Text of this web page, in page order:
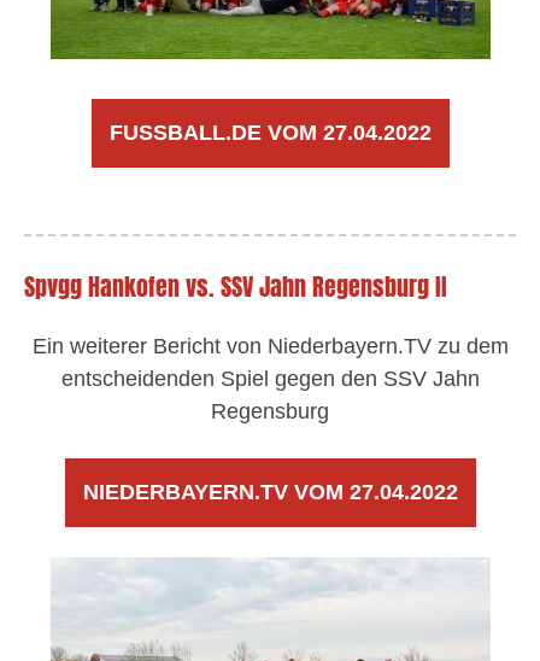
FUSSBALL.DE VOM 27.04.2022
Spvgg Hankofen vs. SSV Jahn Regensburg II
Ein weiterer Bericht von Niederbayern.TV zu dem
entscheidenden Spiel gegen den SSV Jahn
Regensburg
NIEDERBAYERN.TV VOM 27.04.2022